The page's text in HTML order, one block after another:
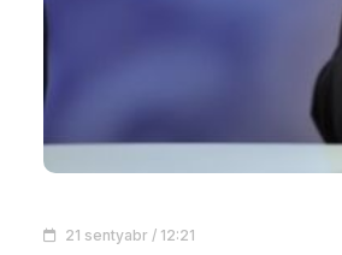
21 sentyabr / 12:21